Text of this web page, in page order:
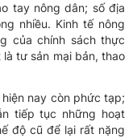
tay nông dân; số địa
nhiều. Kinh tế nông
của chính sách thực
tư sản mại bản, thao
nay còn phức tạp;
tiếp tục những hoạt
độ cũ để lại rất nặng